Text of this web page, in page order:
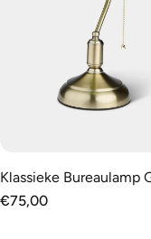
Klassieke Bureaulamp
Normale
€75,00